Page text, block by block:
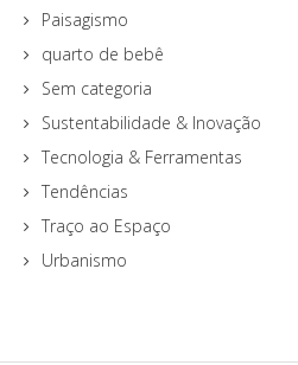
Paisagismo
quarto de bebê
Sem categoria
Sustentabilidade & Inovação
Tecnologia & Ferramentas
Tendências
Traço ao Espaço
Urbanismo